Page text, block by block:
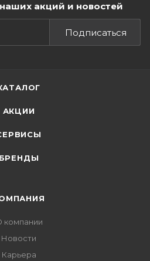
акций и новостей
Подписаться
АКЦИИ
БРЕНДЫ
компании
Новости
Карьера